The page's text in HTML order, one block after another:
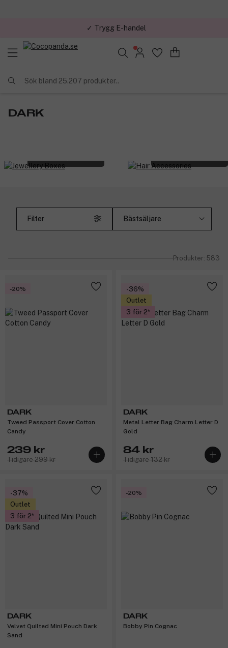
✓ Trygg E-handel
Sök bland 25.207 produkter..
DARK
Filter
Produkter: 583
-20%
DARK
Tweed Passport Cover Cotton
Candy
239 kr
Tidigare 299 kr
-36%
Outlet
3 för 2
DARK
Metal Letter Bag Charm Letter D
Gold
84 kr
Tidigare 132 kr
-37%
Outlet
3 för 2
DARK
Velvet Quilted Mini Pouch Dark
Sand
-20%
DARK
Bobby Pin Cognac